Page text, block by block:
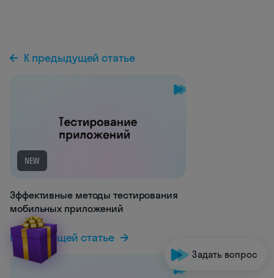
К предыдущей статье
NEW
Эффективные методы тестирования
мобильных приложений
К следующей статье